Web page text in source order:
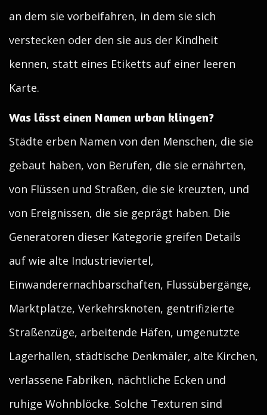
an dem sie vorbeifahren, in dem sie sich
verstecken oder den sie aus der Kindheit
kennen, statt eines Etiketts auf einer leeren
Karte.
Was lässt einen Namen urban klingen?
Städte erben Namen von den Menschen, die sie
gebaut haben, von Berufen, die sie ernährten,
von Flüssen und Straßen, die sie kreuzten, und
von Ereignissen, die sie geprägt haben. Die
Generatoren dieser Kategorie greifen Details
auf wie alte Industrieviertel,
Einwanderernachbarschaften, Flussübergänge,
Marktplätze, Verkehrsknoten, gentrifizierte
Straßenzüge, arbeitende Häfen, umgenutzte
Lagerhallen, städtische Denkmäler, alte Kirchen,
verlassene Fabriken, nächtliche Ecken und
ruhige Wohnblöcke. Solche Texturen sind